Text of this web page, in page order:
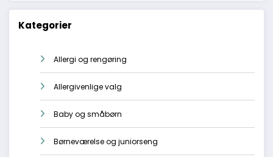
Kategorier
Allergi og rengøring
Allergivenlige valg
Baby og småbørn
Børneværelse og juniorseng